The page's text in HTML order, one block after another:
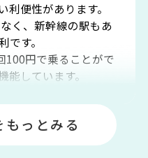
便性があります。
く、新幹線の駅もあ
です。
100円で乗ることがで
能しています。
ます。JR「大久保
ンをはじめとした買
にも困りません。
っとみる